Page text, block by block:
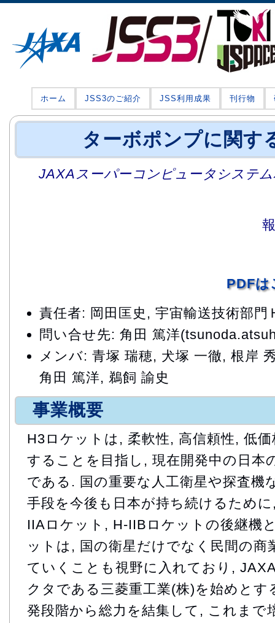
ホーム JSS3のご紹介 JSS利用成果 刊行物
ターボポンプに関す
JAXAスーパーコンピュータシステ
PDFは
責任者: 岡田匡史, 宇宙輸送技術部
問い合せ先: 角田 篤洋
メンバ: 青塚 瑞穂, 犬塚 一徹, 根岸
角田 篤洋, 鵜飼 諭史
事業概要
H3ロケットは, 柔軟性, 高信頼性, 低
することを目指し, 現在開発中の日本
である. 国の重要な人工衛星や探査機
手段を今後も日本が持ち続けるため
IIAロケット, H-IIBロケットの後継機
ットは, 国の衛星だけでなく民間の商
ていくことも視野に入れており,
クタである三菱重工業(株)を始めとす
発段階から総力を結集して, これまで